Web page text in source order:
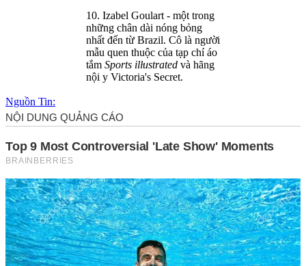
10. Izabel Goulart - một trong
những chân dài nóng bỏng
nhất đến từ Brazil. Cô là người
mẫu quen thuộc của tạp chí áo
tắm Sports ill‌ּustrated và hãng
nội y Victoria's Secret.
Nguồn Tin: